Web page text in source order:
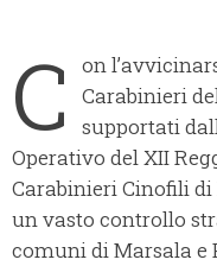
C
on
Carabinieri
supportati
Operativo del XII
Carabinieri Cinofili
un vasto controllo
comuni di Marsala e